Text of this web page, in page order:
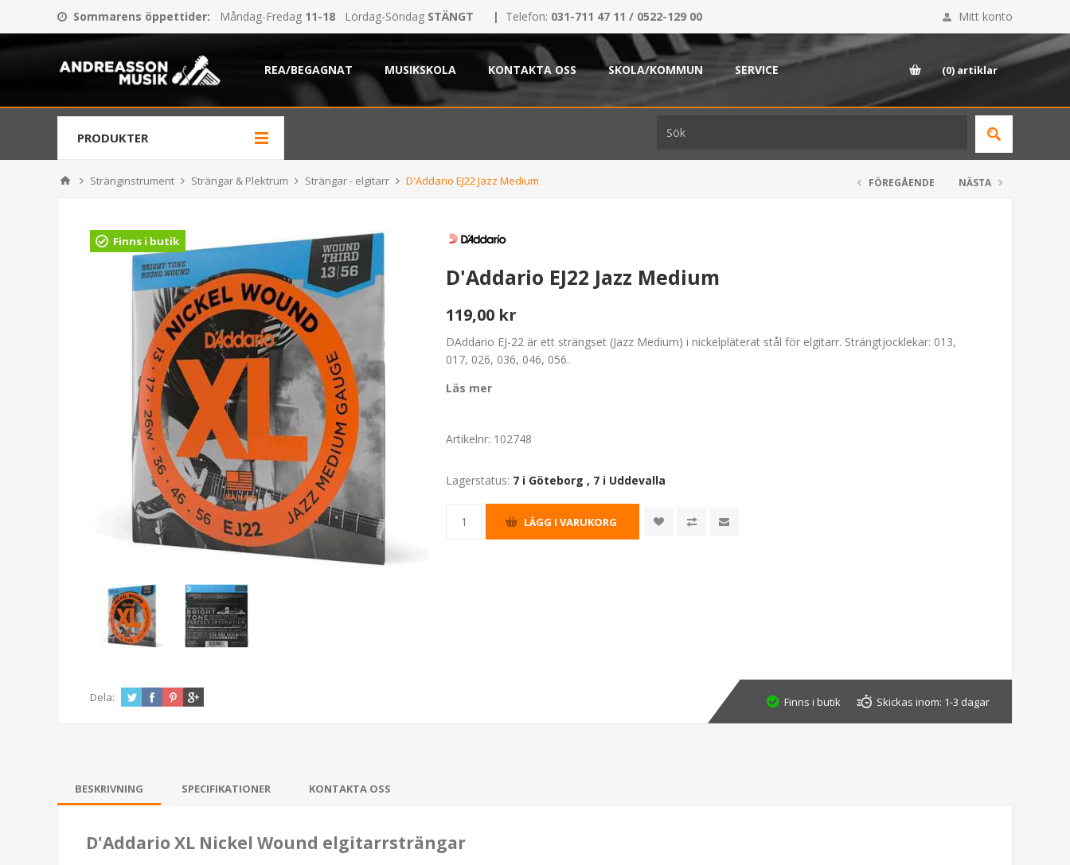
Sommarens öppettider: Måndag-Fredag 11-18 Lördag-Söndag STÄNGT | Telefon: 031-711 47 11 / 0522-129 00 Mitt konto
REA/BEGAGNAT MUSIKSKOLA KONTAKTA OSS SKOLA/KOMMUN SERVICE (0) artiklar
PRODUKTER
Stränginstrument Strängar & Plektrum Strängar - elgitarr D'Addario EJ22 Jazz Medium FÖREGÅENDE NÄSTA
Finns i butik
D'Addario EJ22 Jazz Medium
119,00 kr
DAddario EJ-22 är ett strängset (Jazz Medium) i nickelpläterat stål för elgitarr. Strängtjocklekar: 013,
017, 026, 036, 046, 056.
Läs mer
Artikelnr: 102748
Lagerstatus: 7 i Göteborg , 7 i Uddevalla
Dela: Finns i butik Skickas inom: 1-3 dagar
BESKRIVNING SPECIFIKATIONER KONTAKTA OSS
D'Addario XL Nickel Wound elgitarrsträngar